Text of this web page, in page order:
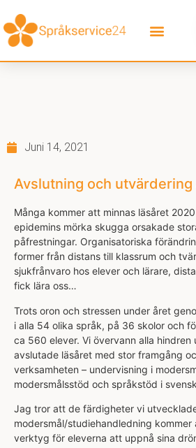
Juni 14, 2021
Avslutning och utvärdering
Många kommer att minnas läsåret
epidemins mörka skugga orsakade
påfrestningar. Organisatoriska
former från distans till klassrum och
sjukfrånvaro hos elever och lärare,
fick lära oss…
Trots oron och stressen under året
i alla 54 olika språk, på 36 skolor och
ca 560 elever. Vi övervann alla hindren
avslutade läsåret med stor framgång
verksamheten – undervisning i
modersmålsstöd och språkstöd i
Jag tror att de färdigheter vi
modersmål/studiehandledning
verktyg för eleverna att uppnå sina